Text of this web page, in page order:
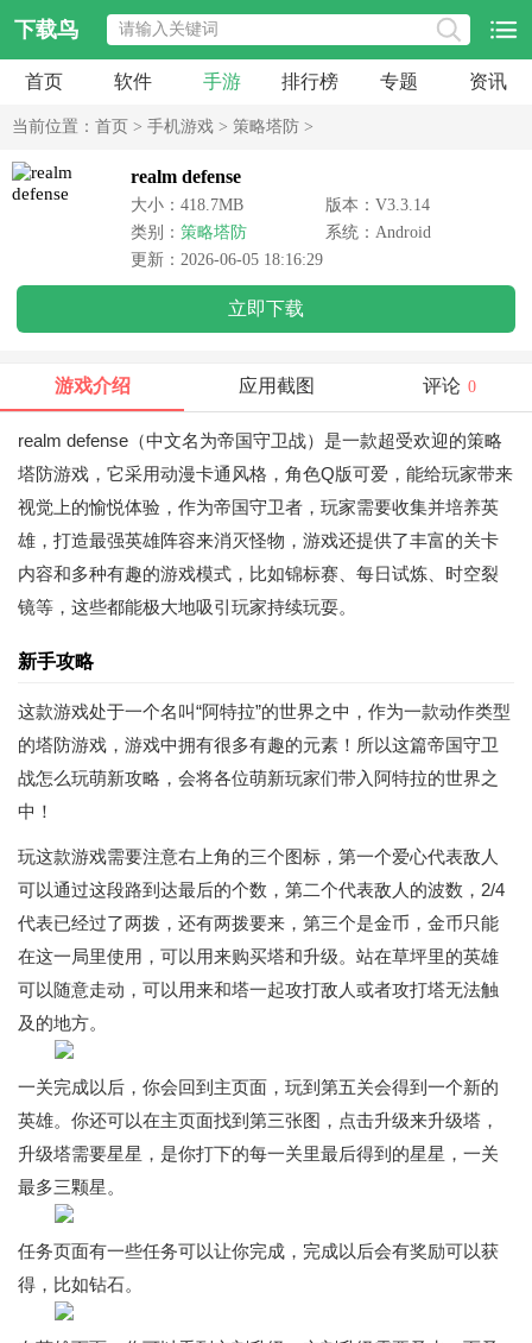
下载鸟
首页 软件 手游 排行榜 专题 资讯
当前位置： 首页 > 手机游戏 > 策略塔防 >
realm defense
大小：418.7MB
版本：V3.3.14
类别： 策略塔防
系统：Android
更新：2026-06-05 18:16:29
立即下载
游戏介绍 应用截图 评论 0
realm defense（中文名为帝国守卫战）是一款超受欢迎的策略
塔防游戏，它采用动漫卡通风格，角色Q版可爱，能给玩家带来
视觉上的愉悦体验，作为帝国守卫者，玩家需要收集并培养英
雄，打造最强英雄阵容来消灭怪物，游戏还提供了丰富的关卡
内容和多种有趣的游戏模式，比如锦标赛、每日试炼、时空裂
镜等，这些都能极大地吸引玩家持续玩耍。
新手攻略
这款游戏处于一个名叫“阿特拉”的世界之中，作为一款动作类型
的塔防游戏，游戏中拥有很多有趣的元素！所以这篇帝国守卫
战怎么玩萌新攻略，会将各位萌新玩家们带入阿特拉的世界之
中！
玩这款游戏需要注意右上角的三个图标，第一个爱心代表敌人
可以通过这段路到达最后的个数，第二个代表敌人的波数，2/4
代表已经过了两拨，还有两拨要来，第三个是金币，金币只能
在这一局里使用，可以用来购买塔和升级。站在草坪里的英雄
可以随意走动，可以用来和塔一起攻打敌人或者攻打塔无法触
及的地方。
一关完成以后，你会回到主页面，玩到第五关会得到一个新的
英雄。你还可以在主页面找到第三张图，点击升级来升级塔，
升级塔需要星星，是你打下的每一关里最后得到的星星，一关
最多三颗星。
任务页面有一些任务可以让你完成，完成以后会有奖励可以获
得，比如钻石。